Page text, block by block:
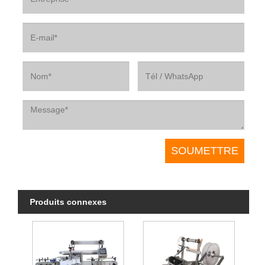
Produits connexes